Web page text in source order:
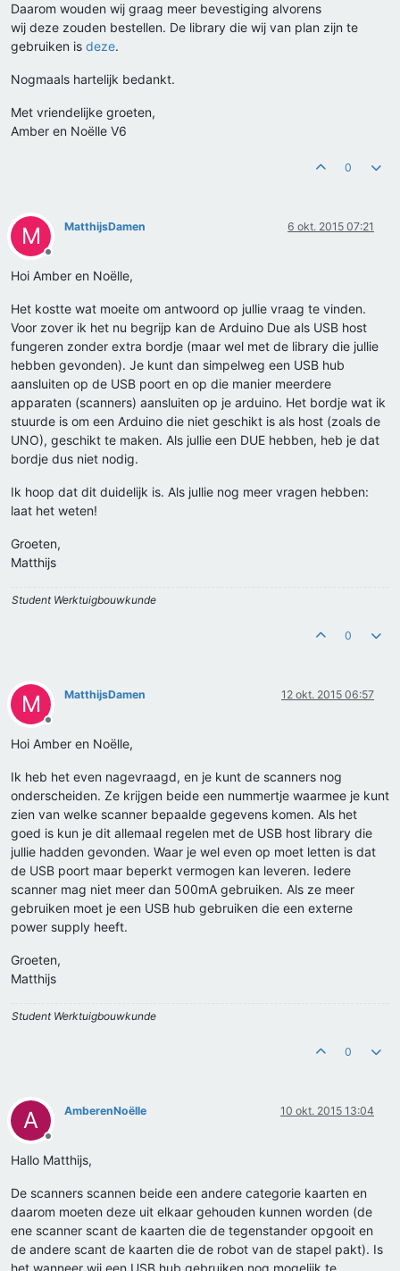
Daarom wouden wij graag meer bevestiging alvorens
wij deze zouden bestellen. De library die wij van plan zijn te
gebruiken is deze.
Nogmaals hartelijk bedankt.
Met vriendelijke groeten,
Amber en Noëlle V6
0
M
Offline
MatthijsDamen 6 okt. 2015 07:21
Hoi Amber en Noëlle,
Het kostte wat moeite om antwoord op jullie vraag te vinden.
Voor zover ik het nu begrijp kan de Arduino Due als USB host
fungeren zonder extra bordje (maar wel met de library die jullie
hebben gevonden). Je kunt dan simpelweg een USB hub
aansluiten op de USB poort en op die manier meerdere
apparaten (scanners) aansluiten op je arduino. Het bordje wat ik
stuurde is om een Arduino die niet geschikt is als host (zoals de
UNO), geschikt te maken. Als jullie een DUE hebben, heb je dat
bordje dus niet nodig.
Ik hoop dat dit duidelijk is. Als jullie nog meer vragen hebben:
laat het weten!
Groeten,
Matthijs
Student Werktuigbouwkunde
0
M
Offline
MatthijsDamen 12 okt. 2015 06:57
Hoi Amber en Noëlle,
Ik heb het even nagevraagd, en je kunt de scanners nog
onderscheiden. Ze krijgen beide een nummertje waarmee je kunt
zien van welke scanner bepaalde gegevens komen. Als het
goed is kun je dit allemaal regelen met de USB host library die
jullie hadden gevonden. Waar je wel even op moet letten is dat
de USB poort maar beperkt vermogen kan leveren. Iedere
scanner mag niet meer dan 500mA gebruiken. Als ze meer
gebruiken moet je een USB hub gebruiken die een externe
power supply heeft.
Groeten,
Matthijs
Student Werktuigbouwkunde
0
A
Offline
AmberenNoëlle 10 okt. 2015 13:04
Hallo Matthijs,
De scanners scannen beide een andere categorie kaarten en
daarom moeten deze uit elkaar gehouden kunnen worden (de
ene scanner scant de kaarten die de tegenstander opgooit en
de andere scant de kaarten die de robot van de stapel pakt). Is
het wanneer wij een USB hub gebruiken nog mogelijk te